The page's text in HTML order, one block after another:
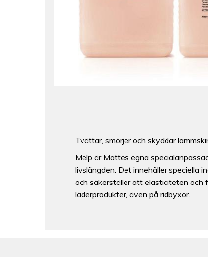
Tvättar, smörjer och skyddar
Melp är Mattes egna
livslängden. Det innehåller speciella
och säkerställer att elasticiteten och
läderprodukter, även på ridbyxor.